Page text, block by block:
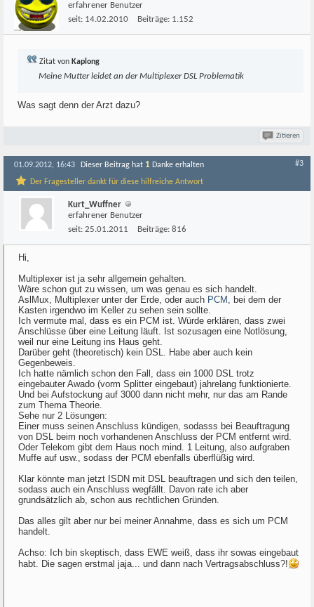
erfahrener Benutzer
seit: 14.02.2010 Beiträge: 1.152
Zitat von Kaplong
Meine Mutter leidet an der Multiplexer DSL Problematik
Was sagt denn der Arzt dazu?
Zitieren
01.09.2012, 16:43 Dieser Beitrag hat 1 Danke erhalten
Der Fragesteller dankt für diese hilfreiche Antwort
#3
Kurt_Wuffner
erfahrener Benutzer
seit: 25.01.2011 Beiträge: 816
Hi,
Multiplexer ist ja sehr allgemein gehalten.
Wäre schon gut zu wissen, um was genau es sich handelt.
AslMux, Multiplexer unter der Erde, oder auch PCM , bei dem der
Kasten irgendwo im Keller zu sehen sein sollte.
Ich vermute mal, dass es ein PCM ist. Würde erklären, dass zwei
Anschlüsse über eine Leitung läuft. Ist sozusagen eine Notlösung,
weil nur eine Leitung ins Haus geht.
Darüber geht (theoretisch) kein DSL. Habe aber auch kein
Gegenbeweis.
Ich hatte nämlich schon den Fall, dass ein 1000 DSL trotz
eingebauter Awado (vorm Splitter eingebaut) jahrelang funktionierte.
Und bei Aufstockung auf 3000 dann nicht mehr, nur das am Rande
zum Thema Theorie.
Sehe nur 2 Lösungen:
Einer muss seinen Anschluss kündigen, sodasss bei Beauftragung
von DSL beim noch vorhandenen Anschluss der PCM entfernt wird.
Oder Telekom gibt dem Haus noch mind. 1 Leitung, also aufgraben
Muffe auf usw., sodass der PCM ebenfalls überflüßig wird.
Klar könnte man jetzt ISDN mit DSL beauftragen und sich den teilen,
sodass auch ein Anschluss wegfällt. Davon rate ich aber
grundsätzlich ab, schon aus rechtlichen Gründen.
Das alles gilt aber nur bei meiner Annahme, dass es sich um PCM
handelt.
Achso: Ich bin skeptisch, dass EWE weiß, dass ihr sowas eingebaut
habt. Die sagen erstmal jaja... und dann nach Vertragsabschluss?!